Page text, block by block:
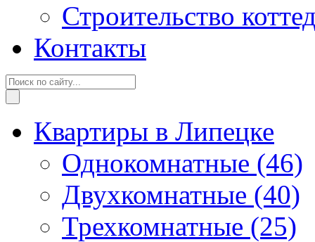
Строительство
Контакты
Квартиры в Липецке
Однокомнатные (46)
Двухкомнатные (40)
Трехкомнатные (25)